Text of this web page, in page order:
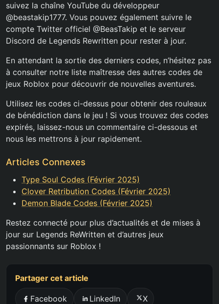
suivez la chaîne YouTube du développeur
@beastakip1777. Vous pouvez également suivre le
compte Twitter officiel @BeasTakip et le serveur
Discord de Legends Rewritten pour rester à jour.
En attendant la sortie des derniers codes, n’hésitez pas
à consulter notre liste maîtresse des autres codes de
jeux Roblox pour découvrir de nouvelles aventures.
Utilisez les codes ci-dessus pour obtenir des rouleaux
de bénédiction dans le jeu ! Si vous trouvez des codes
expirés, laissez-nous un commentaire ci-dessous et
nous les mettrons à jour rapidement.
Articles Connexes
Type Soul Codes (Février 2025)
Clover Retribution Codes (Février 2025)
Demon Blade Codes (Février 2025)
Restez connecté pour plus d’actualités et de mises à
jour sur Legends ReWritten et d’autres jeux
passionnants sur Roblox !
Partager cet article
Facebook LinkedIn X